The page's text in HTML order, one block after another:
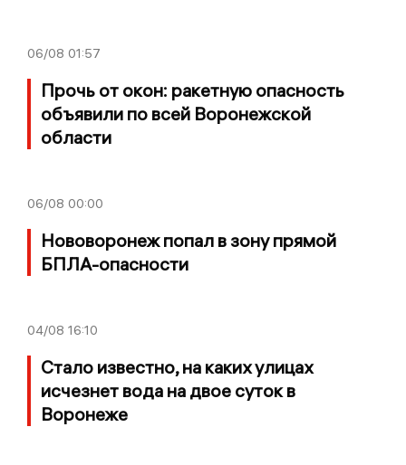
06/08 01:57
Прочь от окон: ракетную опасность
объявили по всей Воронежской
области
06/08 00:00
Нововоронеж попал в зону прямой
БПЛА-опасности
04/08 16:10
Стало известно, на каких улицах
исчезнет вода на двое суток в
Воронеже